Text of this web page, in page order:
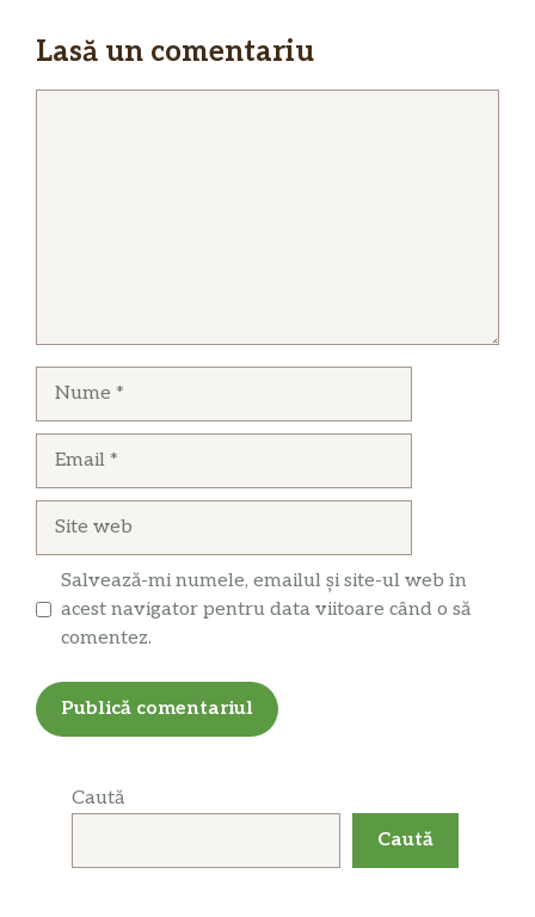
Lasă un comentariu
Salvează-mi numele, emailul și site-ul web în
acest navigator pentru data viitoare când o să
comentez.
Caută
Caută